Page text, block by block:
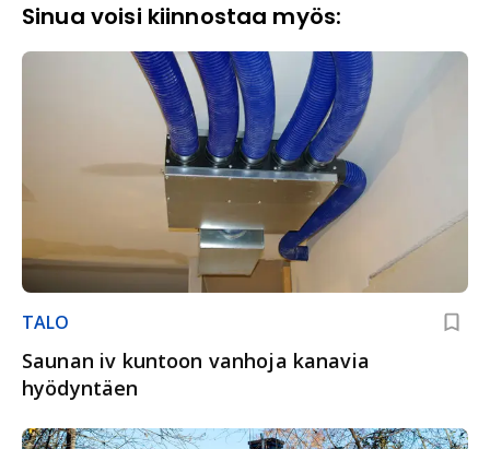
Sinua voisi kiinnostaa myös:
TALO
Saunan iv kuntoon vanhoja kanavia
hyödyntäen